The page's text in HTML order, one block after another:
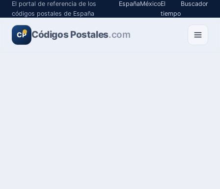
El portal de referencia de los
códigos postales de España
EspañaMéxicoEl
tiempo
Buscador
CP Códigos Postales.com